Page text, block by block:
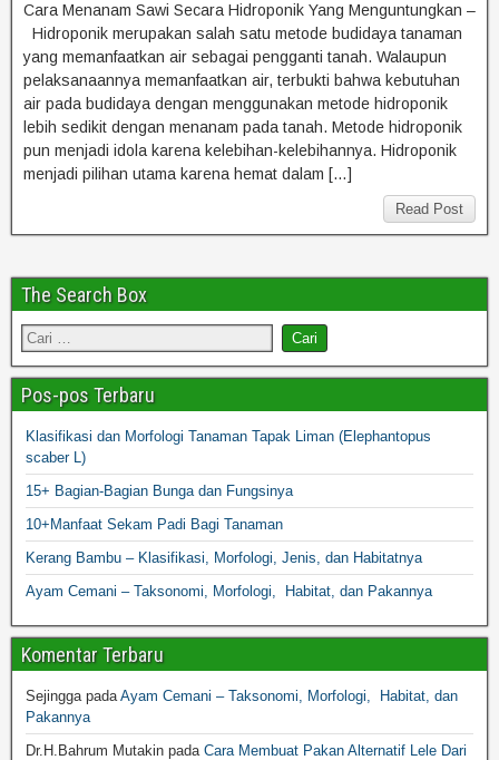
Cara Menanam Sawi Secara Hidroponik Yang Menguntungkan –
Hidroponik merupakan salah satu metode budidaya tanaman
yang memanfaatkan air sebagai pengganti tanah. Walaupun
pelaksanaannya memanfaatkan air, terbukti bahwa kebutuhan
air pada budidaya dengan menggunakan metode hidroponik
lebih sedikit dengan menanam pada tanah. Metode hidroponik
pun menjadi idola karena kelebihan-kelebihannya. Hidroponik
menjadi pilihan utama karena hemat dalam […]
Read Post
The Search Box
Pos-pos Terbaru
Klasifikasi dan Morfologi Tanaman Tapak Liman (Elephantopus
scaber L)
15+ Bagian-Bagian Bunga dan Fungsinya
10+Manfaat Sekam Padi Bagi Tanaman
Kerang Bambu – Klasifikasi, Morfologi, Jenis, dan Habitatnya
Ayam Cemani – Taksonomi, Morfologi, Habitat, dan Pakannya
Komentar Terbaru
SejinggapadaAyam Cemani – Taksonomi, Morfologi, Habitat, dan
Pakannya
Dr.H.Bahrum Mutakin pada Cara Membuat Pakan Alternatif Lele Dari